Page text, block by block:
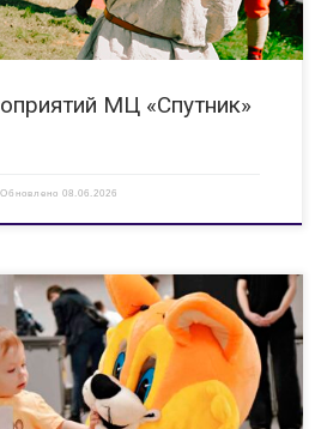
МЦ «Спутник»
Обновлено 08.06.2026
дню семьи — это был не просто
близости и искренних эмоций Наш